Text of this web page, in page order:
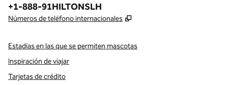
Teléfono:
+1-888-91HILTONSLH
Números de teléfono internacionales ,
Estadías en las que se permiten mascotas
Inspiración de viajar
Tarjetas de crédito